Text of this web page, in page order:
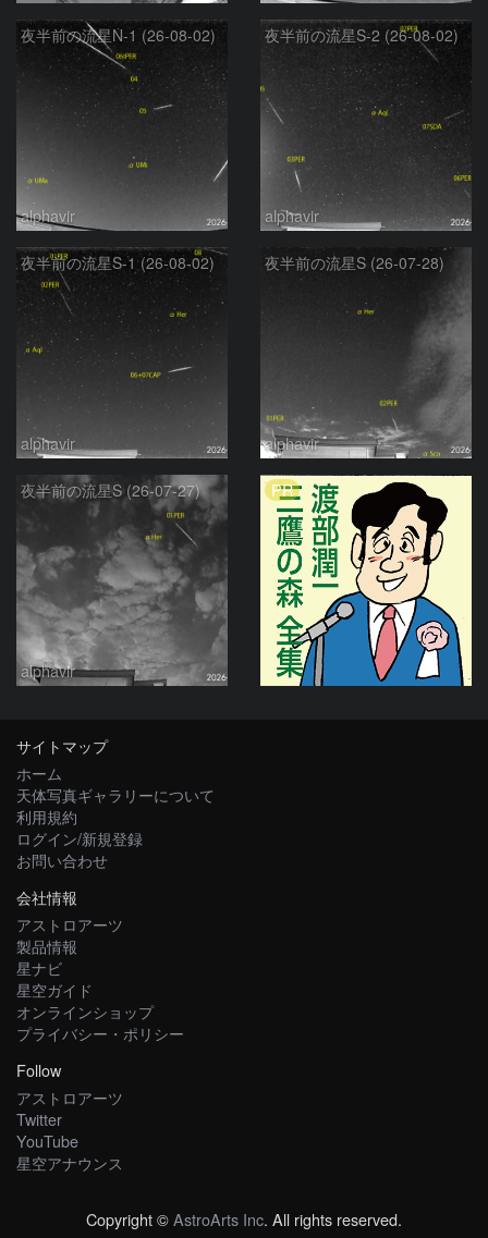
夜半前の流星N-1 (26-08-02)
alphavir
夜半前の流星S-2 (26-08-02)
alphavir
夜半前の流星S-1 (26-08-02)
alphavir
夜半前の流星S (26-07-28)
alphavir
夜半前の流星S (26-07-27)
alphavir
PR
サイトマップ
ホーム
天体写真ギャラリーについて
利用規約
ログイン/新規登録
お問い合わせ
会社情報
アストロアーツ
製品情報
星ナビ
星空ガイド
オンラインショップ
プライバシー・ポリシー
Follow
アストロアーツ
Twitter
YouTube
星空アナウンス
Copyright ©AstroArts Inc. All rights reserved.